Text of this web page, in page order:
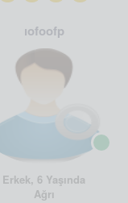
ıofoofp
Erkek, 6 Yaşında
Ağrı